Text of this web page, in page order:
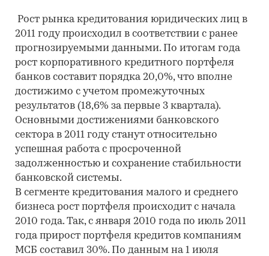
Рост рынка кредитования юридических лиц в
2011 году происходил в соответствии с ранее
прогнозируемыми данными. По итогам года
рост корпоративного кредитного портфеля
банков составит порядка 20,0%, что вполне
достижимо с учетом промежуточных
результатов (18,6% за первые 3 квартала).
Основными достижениями банковского
сектора в 2011 году станут относительно
успешная работа с просроченной
задолженностью и сохранение стабильности
банковской системы.
В сегменте кредитования малого и среднего
бизнеса рост портфеля происходит с начала
2010 года. Так, с января 2010 года по июль 2011
года прирост портфеля кредитов компаниям
МСБ составил 30%. По данным на 1 июля